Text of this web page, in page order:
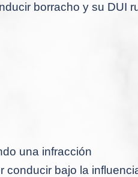
borracho y su DUI
una infracción
conducir bajo la